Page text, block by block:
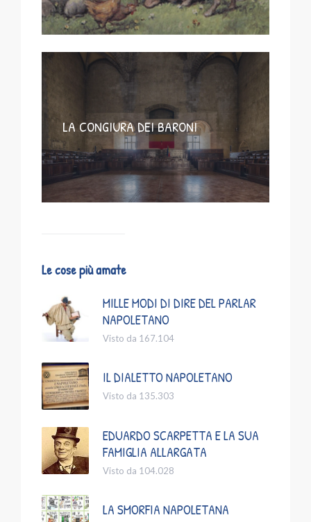
LA CONGIURA DEI BARONI
Le cose più amate
MILLE MODI DI DIRE DEL PARLAR
NAPOLETANO
Visto da 167.104
IL DIALETTO NAPOLETANO
Visto da 135.303
EDUARDO SCARPETTA E LA SUA
FAMIGLIA ALLARGATA
Visto da 104.028
LA SMORFIA NAPOLETANA